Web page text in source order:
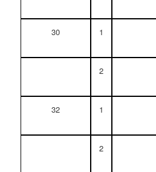
30 1
2
32 1
2